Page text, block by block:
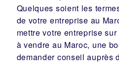
Quelques soient les
de votre entreprise au
mettre votre entreprise
à vendre au Maroc, une
demander conseil auprès